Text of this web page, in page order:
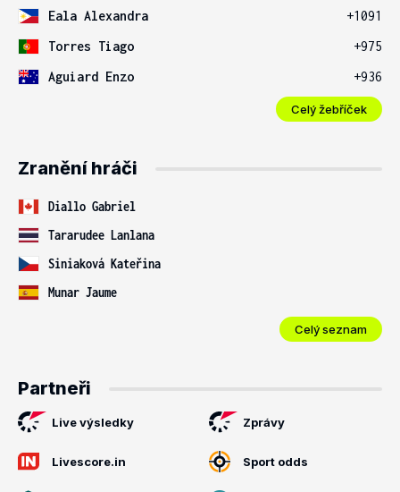
Eala Alexandra
+1091
Torres Tiago
+975
Aguiard Enzo
+936
Celý žebříček
Zranění hráči
Diallo Gabriel
Tararudee Lanlana
Siniaková Kateřina
Munar Jaume
Celý seznam
Partneři
Live výsledky Zprávy
Livescore.in Sport odds